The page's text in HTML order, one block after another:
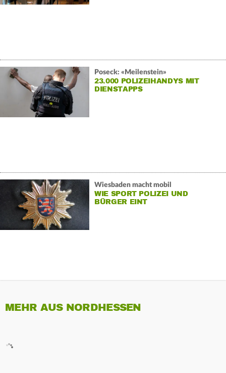
Poseck: «Meilenstein»
23.000 POLIZEIHANDYS MIT
DIENSTAPPS
Wiesbaden macht mobil
WIE SPORT POLIZEI UND
BÜRGER EINT
MEHR AUS NORDHESSEN